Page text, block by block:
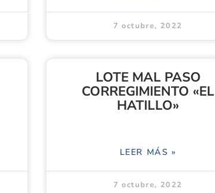
7 octubre, 2022
LOTE MAL PASO
CORREGIMIENTO «EL
HATILLO»
LEER MÁS »
7 octubre, 2022